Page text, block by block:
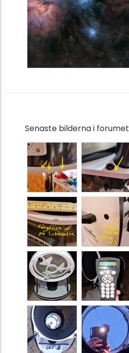
Senaste bilderna i forumet